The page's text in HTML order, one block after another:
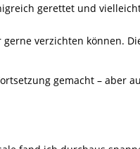
gerettet und
verzichten können.
gemacht – aber